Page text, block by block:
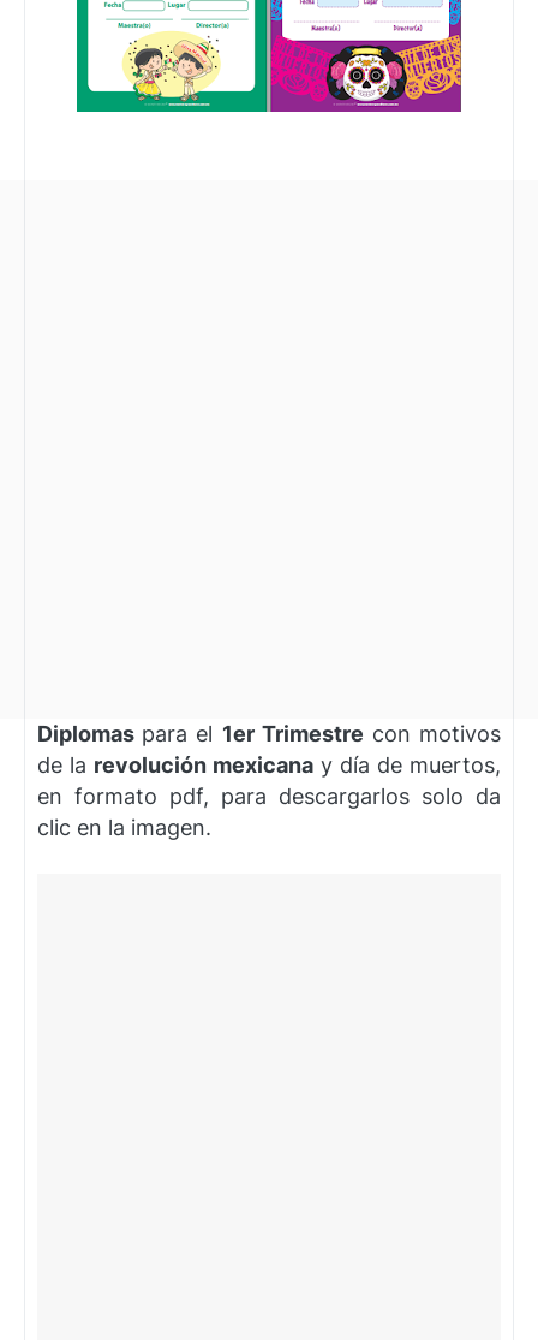
Diplomas para el 1er Trimestre con motivos
de la revolución mexicana y día de muertos,
en formato pdf, para descargarlos solo da
clic en la imagen.